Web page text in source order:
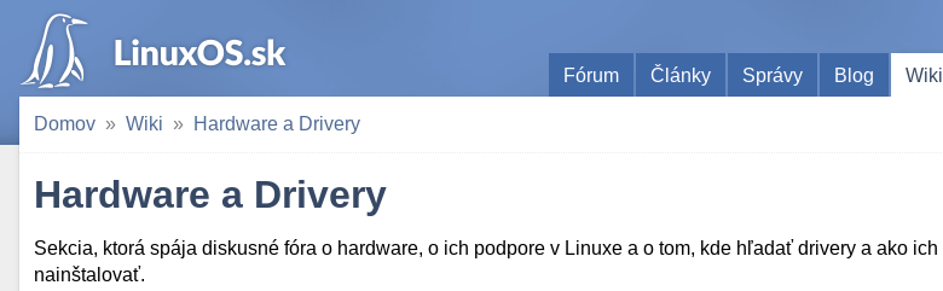
Fórum
Články Správy Blog Wiki
Domov Wiki Hardware a Drivery
Hardware a Drivery
Sekcia, ktorá spája diskusné fóra o hardware, o ich podpore v Linuxe a o tom, kde hľadať drivery a ako ich
nainštalovať.